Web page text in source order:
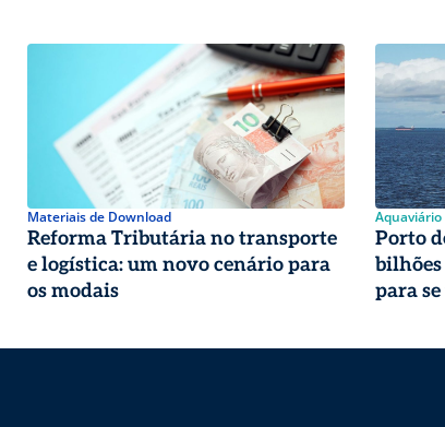
Materiais de Download
Reforma Tributária no transporte
e logística: um novo cenário para
os modais
Aquaviário
Porto
para